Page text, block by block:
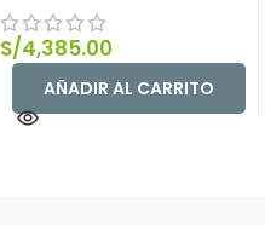
S/4,385.00
AÑADIR AL CARRITO